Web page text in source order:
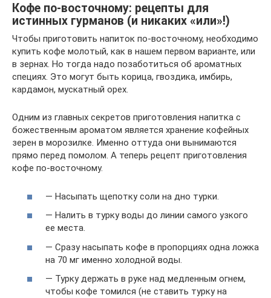
Кофе по-восточному: рецепты для
истинных гурманов (и никаких «или»!)
Чтобы приготовить напиток по-восточному, необходимо
купить кофе молотый, как в нашем первом варианте, или
в зернах. Но тогда надо позаботиться об ароматных
специях. Это могут быть корица, гвоздика, имбирь,
кардамон, мускатный орех.
Одним из главных секретов приготовления напитка с
божественным ароматом является хранение кофейных
зерен в морозилке. Именно оттуда они вынимаются
прямо перед помолом. А теперь рецепт приготовления
кофе по-восточному.
— Насыпать щепотку соли на дно турки.
— Налить в турку воды до линии самого узкого
ее места.
— Сразу насыпать кофе в пропорциях одна ложка
на 70 мг именно холодной воды.
— Турку держать в руке над медленным огнем,
чтобы кофе томился (не ставить турку на